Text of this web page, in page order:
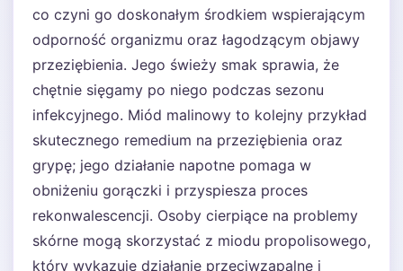
co czyni go doskonałym środkiem wspierającym
odporność organizmu oraz łagodzącym objawy
przeziębienia. Jego świeży smak sprawia, że
chętnie sięgamy po niego podczas sezonu
infekcyjnego. Miód malinowy to kolejny przykład
skutecznego remedium na przeziębienia oraz
grypę; jego działanie napotne pomaga w
obniżeniu gorączki i przyspiesza proces
rekonwalescencji. Osoby cierpiące na problemy
skórne mogą skorzystać z miodu propolisowego,
który wykazuje działanie przeciwzapalne i